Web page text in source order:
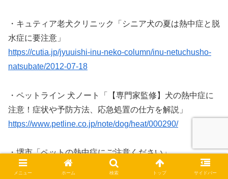
・キュティア老犬クリニック「シニア犬の夏は熱中症と脱
水症に要注意」
https://cutia.jp/jyuuishi-inu-neko-column/inu-netuchusho-
natsubate/2012-07-18
・ペットライン 犬ノート「【専門家監修】犬の熱中症に
注意！症状や予防方法、応急処置の仕方を解説」
https://www.petline.co.jp/note/dog/heat/000290/
・堺市「ペットの熱中症にご注意ください」
https://www.city.sakai.lg.jp/kurashi/dobutsu/dogcat/heatstro
メニュー ホーム 検索 トップ サイドバー